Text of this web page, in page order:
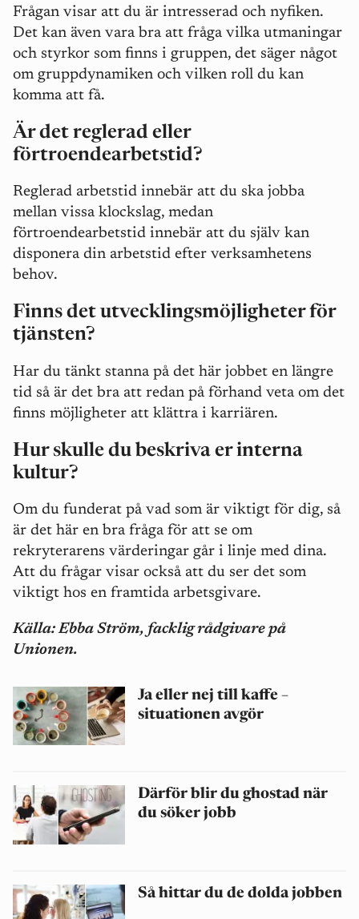
Frågan visar att du är intresserad och nyfiken.
Det kan även vara bra att fråga vilka utmaningar
och styrkor som finns i gruppen, det säger något
om gruppdynamiken och vilken roll du kan
komma att få.
Är det reglerad eller
förtroendearbetstid?
Reglerad arbetstid innebär att du ska jobba
mellan vissa klockslag, medan
förtroendearbetstid innebär att du själv kan
disponera din arbetstid efter verksamhetens
behov.
Finns det utvecklingsmöjligheter för
tjänsten?
Har du tänkt stanna på det här jobbet en längre
tid så är det bra att redan på förhand veta om det
finns möjligheter att klättra i karriären.
Hur skulle du beskriva er interna
kultur?
Om du funderat på vad som är viktigt för dig, så
är det här en bra fråga för att se om
rekryterarens värderingar går i linje med dina.
Att du frågar visar också att du ser det som
viktigt hos en framtida arbetsgivare.
Källa: Ebba Ström, facklig rådgivare på
Unionen.
Ja eller nej till kaffe –
situationen avgör
Därför blir du ghostad när
du söker jobb
Så hittar du de dolda jobben